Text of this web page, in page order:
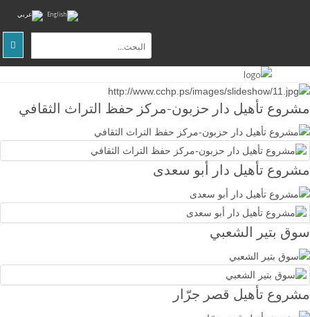
الصفحة
عن
والطبيعية
مشروع تأهيل دار حزبون-مركز حفظ التراث الثقافي
مشروع تأهيل دار أبو سعدى
سوق بتير الشعبي
مشروع تأهيل قصر جرّار